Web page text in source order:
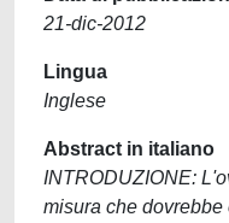
21-dic-2012
Lingua
Inglese
Abstract in italiano
INTRODUZIONE:
misura che